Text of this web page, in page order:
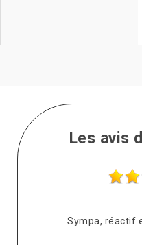
Les avis
Sympa, réactif